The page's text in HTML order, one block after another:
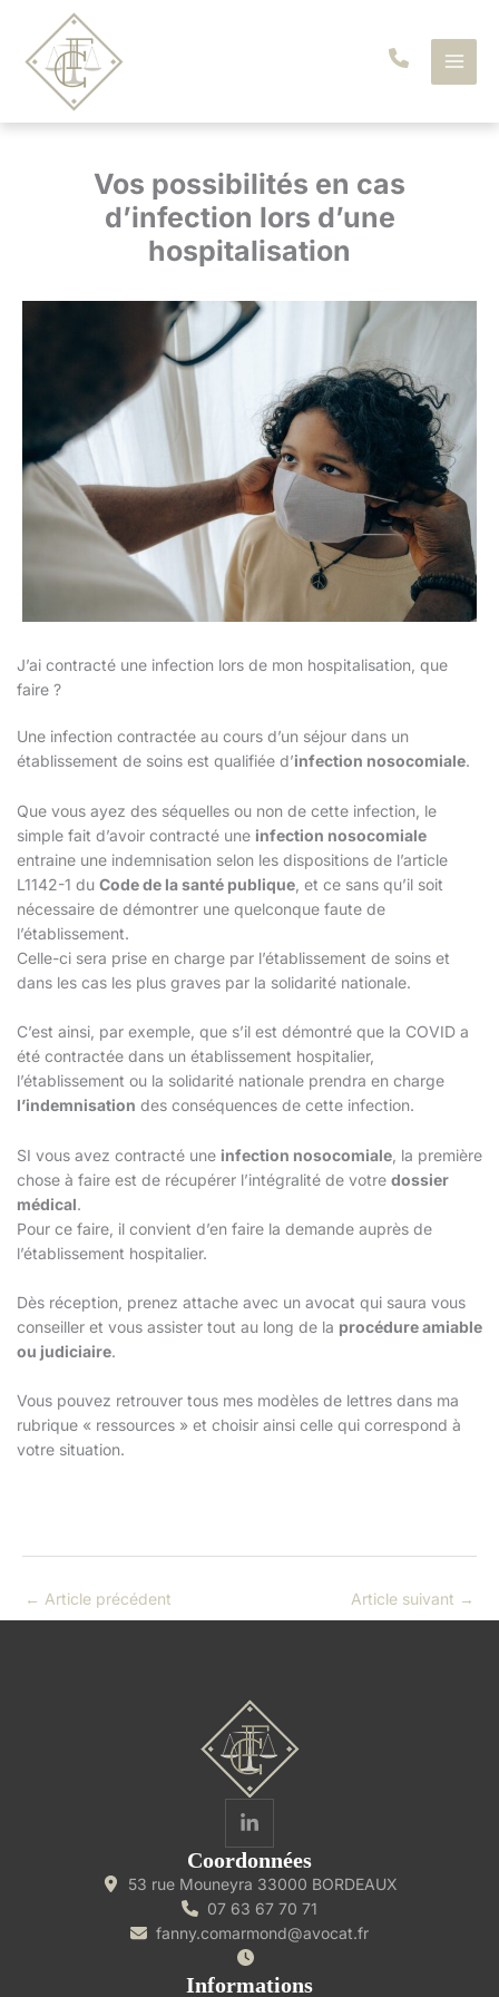
contenu
Vos possibilités en cas
d’infection lors d’une
hospitalisation
J’ai contracté une infection lors de mon hospitalisation, que
faire ?
Une infection contractée au cours d’un séjour dans un
établissement de soins est qualifiée d’infection nosocomiale.
Que vous ayez des séquelles ou non de cette infection, le
simple fait d’avoir contracté une infection nosocomiale
entraine une indemnisation selon les dispositions de l’article
L1142-1 du Code de la santé publique , et ce sans qu’il soit
nécessaire de démontrer une quelconque faute de
l’établissement.
Celle-ci sera prise en charge par l’établissement de soins et
dans les cas les plus graves par la solidarité nationale.
C’est ainsi, par exemple, que s’il est démontré que la COVID a
été contractée dans un établissement hospitalier,
l’établissement ou la solidarité nationale prendra en charge
l’indemnisation des conséquences de cette infection.
SI vous avez contracté une infection nosocomiale , la première
chose à faire est de récupérer l’intégralité de votre dossier
médical.
Pour ce faire, il convient d’en faire la demande auprès de
l’établissement hospitalier.
Dès réception, prenez attache avec un avocat qui saura vous
conseiller et vous assister tout au long de la procédure amiable
ou judiciaire.
Vous pouvez retrouver tous mes modèles de lettres dans ma
rubrique « ressources » et choisir ainsi celle qui correspond à
votre situation.
← Article précédent Article suivant →
Coordonnées
53 rue Mouneyra 33000 BORDEAUX
07 63 67 70 71
fanny.comarmond@avocat.fr
Informations